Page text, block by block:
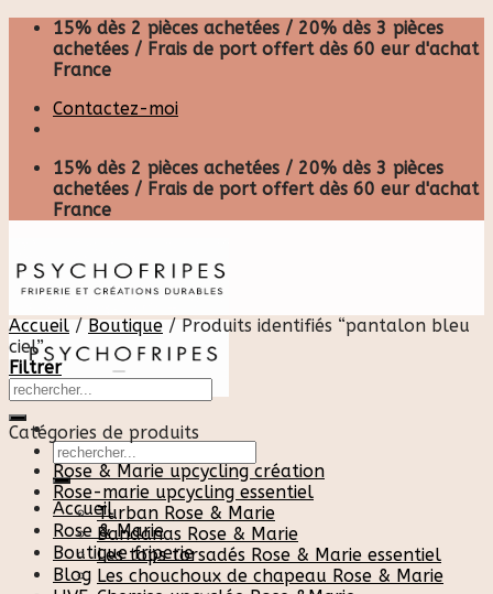
Skip
content
15% dès 2 pièces achetées / 20% dès 3 pièces
achetées / Frais de port offert dès 60 eur d'achat
France
Contactez-moi
15% dès 2 pièces achetées / 20% dès 3 pièces
achetées / Frais de port offert dès 60 eur d'achat
France
Recherche
pour :
Accueil
Rose & Marie
Boutique friperie
Blog
Accueil / Boutique /Produits identifiés “pantalon bleu
ciel”
Filtrer
Catégories de produits
Rose & Marie upcycling création
Rose-marie upcycling essentiel
Turban Rose & Marie
Bandanas Rose & Marie
Les tops torsadés Rose & Marie essentiel
Les chouchoux de chapeau Rose & Marie